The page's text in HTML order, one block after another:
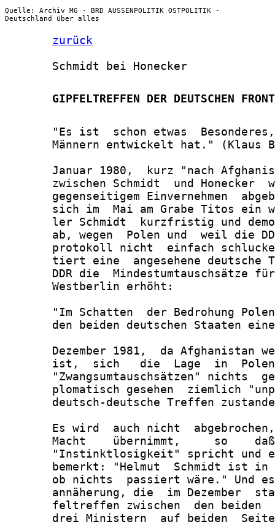
Quelle: Archiv MG - BRD AUSSENPOLITIK OSTPOLITIK -
Deutschland über alles
zurück
       Schmidt bei Honecker
GIPFELTREFFEN DER DEUTSCHEN